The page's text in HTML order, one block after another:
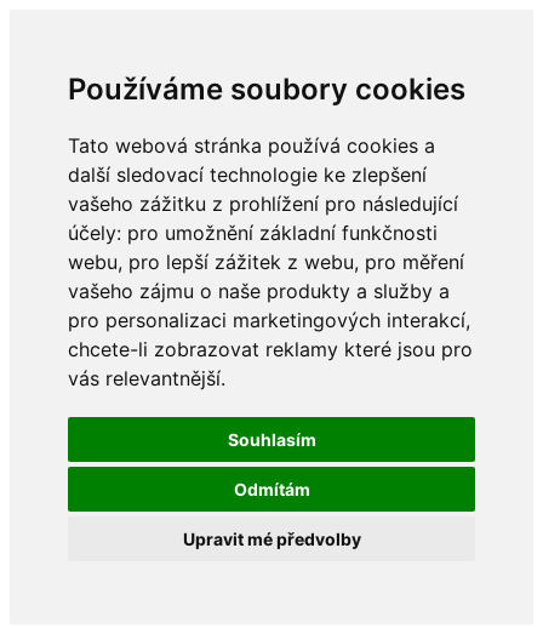
Používáme soubory cookies
Tato webová stránka používá cookies a
další sledovací technologie ke zlepšení
vašeho zážitku z prohlížení pro následující
účely: pro umožnění základní funkčnosti
webu, pro lepší zážitek z webu, pro měření
vašeho zájmu o naše produkty a služby a
pro personalizaci marketingových interakcí,
chcete-li zobrazovat reklamy které jsou pro
vás relevantnější.
Souhlasím
Odmítám
Upravit mé předvolby